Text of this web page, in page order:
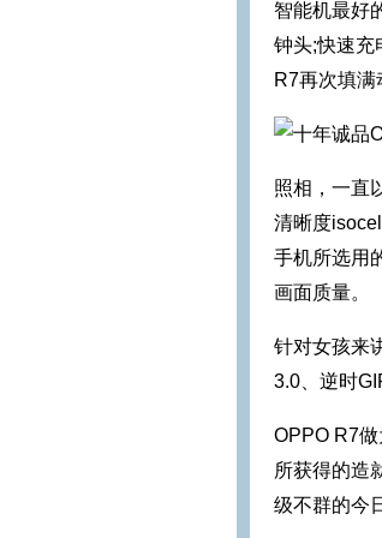
智能机最好
钟头;快速充
R7再次填满
照相，一直
清晰度
手机所选用
画面质量。
针对女孩来
3.0、逆时
OPPO R7
所获得的造
级不群的今